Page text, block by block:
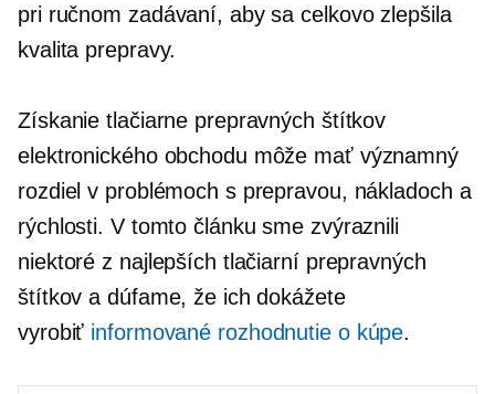
pri ručnom zadávaní, aby sa celkovo zlepšila
kvalita prepravy.
Získanie tlačiarne prepravných štítkov
elektronického obchodu môže mať významný
rozdiel v problémoch s prepravou, nákladoch a
rýchlosti. V tomto článku sme zvýraznili
niektoré z najlepších tlačiarní prepravných
štítkov a dúfame, že ich dokážete
vyrobiť informované rozhodnutie o kúpe.